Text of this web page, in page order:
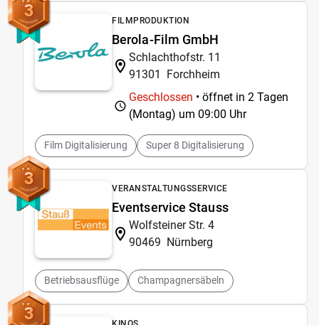
3 FILMPRODUKTION
Berola-Film GmbH
Schlachthofstr. 11
91301
Forchheim
Geschlossen • öffnet in 2 Tagen
(Montag) um 09:00 Uhr
Film Digitalisierung Super 8 Digitalisierung
3 VERANSTALTUNGSSERVICE
Eventservice Stauss
Wolfsteiner Str. 4
90469 Nürnberg
Betriebsausflüge Champagnersäbeln
3